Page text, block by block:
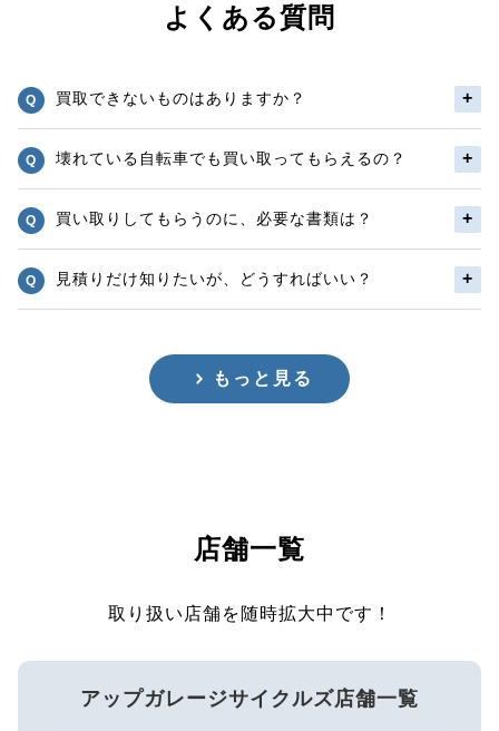
よくある質問
買取できないものはありますか？
壊れている自転車でも買い取ってもらえるの？
買い取りしてもらうのに、必要な書類は？
見積りだけ知りたいが、どうすればいい？
もっと見る
店舗一覧
取り扱い店舗を随時拡大中です！
アップガレージサイクルズ店舗一覧